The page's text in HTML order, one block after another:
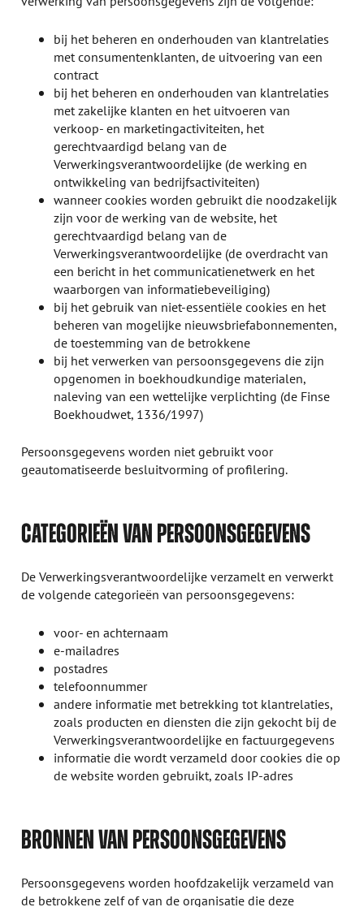
bij het beheren en onderhouden van klantrelaties
met consumentenklanten, de uitvoering van een
contract
bij het beheren en onderhouden van klantrelaties
met zakelijke klanten en het uitvoeren van
verkoop- en marketingactiviteiten, het
gerechtvaardigd belang van de
Verwerkingsverantwoordelijke (de werking en
ontwikkeling van bedrijfsactiviteiten)
wanneer cookies worden gebruikt die noodzakelijk
zijn voor de werking van de website, het
gerechtvaardigd belang van de
Verwerkingsverantwoordelijke (de overdracht van
een bericht in het communicatienetwerk en het
waarborgen van informatiebeveiliging)
bij het gebruik van niet-essentiële cookies en het
beheren van mogelijke nieuwsbriefabonnementen,
de toestemming van de betrokkene
bij het verwerken van persoonsgegevens die zijn
opgenomen in boekhoudkundige materialen,
naleving van een wettelijke verplichting (de Finse
Boekhoudwet, 1336/1997)
Persoonsgegevens worden niet gebruikt voor
geautomatiseerde besluitvorming of profilering.
CATEGORIEËN VAN PERSOONSGEGEVENS
De Verwerkingsverantwoordelijke verzamelt en verwerkt
de volgende categorieën van persoonsgegevens:
voor- en achternaam
e-mailadres
postadres
telefoonnummer
andere informatie met betrekking tot klantrelaties,
zoals producten en diensten die zijn gekocht bij de
Verwerkingsverantwoordelijke en factuurgegevens
informatie die wordt verzameld door cookies die op
de website worden gebruikt, zoals IP-adres
BRONNEN VAN PERSOONSGEGEVENS
Persoonsgegevens worden hoofdzakelijk verzameld van
de betrokkene zelf of van de organisatie die deze